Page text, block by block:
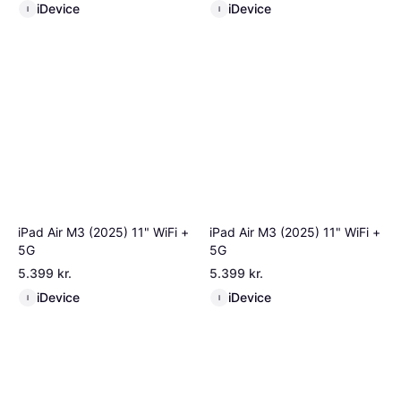
I iDevice I iDevice
iPad Air M3 (2025) 11" WiFi +
5G
5.399 kr.
I iDevice
iPad Air M3 (2025) 11" WiFi +
5G
5.399 kr.
I iDevice